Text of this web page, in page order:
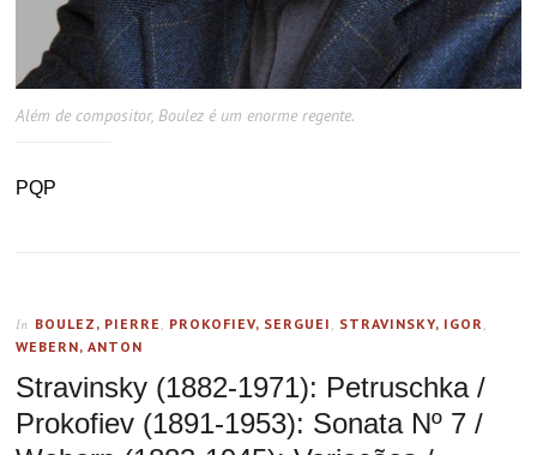
Além de compositor, Boulez é um enorme regente.
PQP
In BOULEZ, PIERRE , PROKOFIEV, SERGUEI , STRAVINSKY, IGOR,
WEBERN, ANTON
Stravinsky (1882-1971): Petruschka /
Prokofiev (1891-1953): Sonata Nº 7 /